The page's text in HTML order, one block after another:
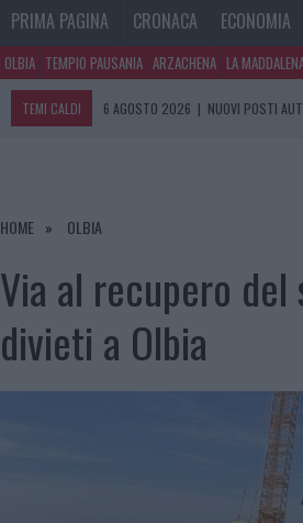
PRIMA PAGINA CRONACA ECONOMIA
OLBIA TEMPIO PAUSANIA ARZACHENA LA
TEMI CALDI 6 AGOSTO 2026 | NUOVI POSTI
6 AGOSTO 2026
HOME OLBIA
Via al recupero
divieti a Olbia